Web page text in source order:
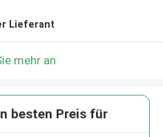
Lieferant
mehr an
besten Preis für